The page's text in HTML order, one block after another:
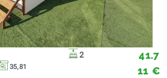
35,81
2
41.7
11€